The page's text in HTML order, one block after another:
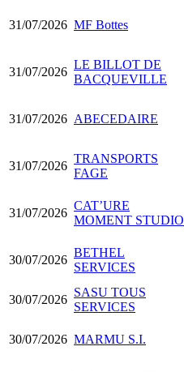
31/07/2026 MF Bottes
31/07/2026
LE BILLOT DE
BACQUEVILLE
31/07/2026 ABECEDAIRE
31/07/2026
TRANSPORTS
FAGE
31/07/2026
CAT’URE
MOMENT STUDIO
30/07/2026
BETHEL
SERVICES
30/07/2026
SASU TOUS
SERVICES
30/07/2026 MARMU S.I.